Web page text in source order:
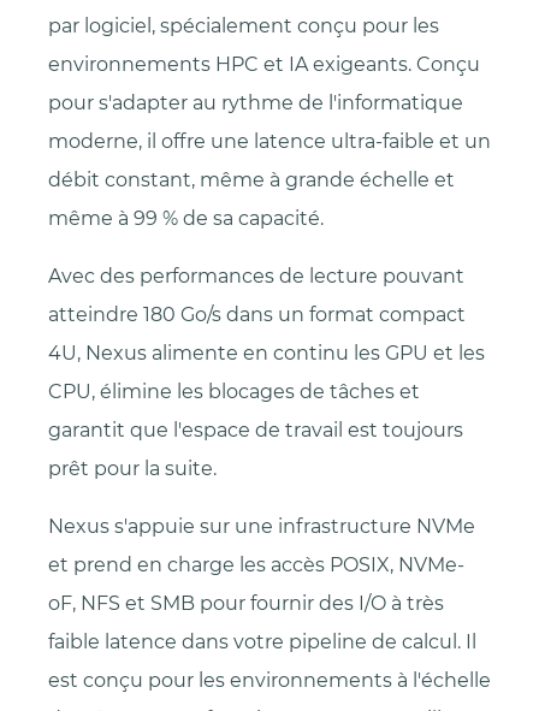
par logiciel, spécialement conçu pour les
environnements HPC et IA exigeants. Conçu
pour s'adapter au rythme de l'informatique
moderne, il offre une latence ultra-faible et un
débit constant, même à grande échelle et
même à 99 % de sa capacité.
Avec des performances de lecture pouvant
atteindre 180 Go/s dans un format compact
4U, Nexus alimente en continu les GPU et les
CPU, élimine les blocages de tâches et
garantit que l'espace de travail est toujours
prêt pour la suite.
Nexus s'appuie sur une infrastructure NVMe
et prend en charge les accès POSIX, NVMe-
oF, NFS et SMB pour fournir des I/O à très
faible latence dans votre pipeline de calcul. Il
est conçu pour les environnements à l'échelle